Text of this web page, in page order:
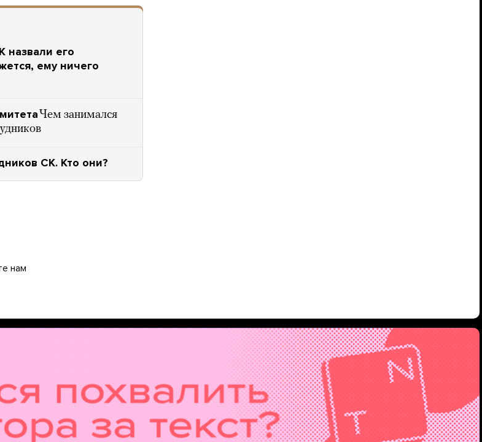
назвали его
ему ничего
Чем занимался
СК. Кто они?
нам